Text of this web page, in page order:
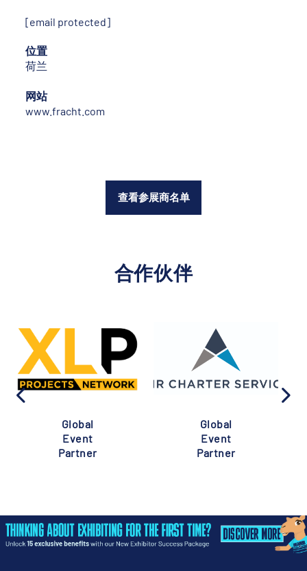
[email protected]
位置
荷兰
网站
www.fracht.com
查看参展商名单
合作伙伴
Global
Event
Partner
Global
Event
Partner